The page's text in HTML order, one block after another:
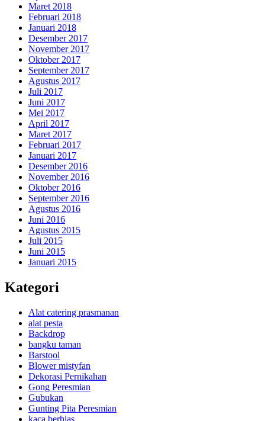
Maret 2018
Februari 2018
Januari 2018
Desember 2017
November 2017
Oktober 2017
September 2017
Agustus 2017
Juli 2017
Juni 2017
Mei 2017
April 2017
Maret 2017
Februari 2017
Januari 2017
Desember 2016
November 2016
Oktober 2016
September 2016
Agustus 2016
Juni 2016
Agustus 2015
Juli 2015
Juni 2015
Januari 2015
Kategori
Alat catering prasmanan
alat pesta
Backdrop
bangku taman
Barstool
Blower mistyfan
Dekorasi Pernikahan
Gong Peresmian
Gubukan
Gunting Pita Peresmian